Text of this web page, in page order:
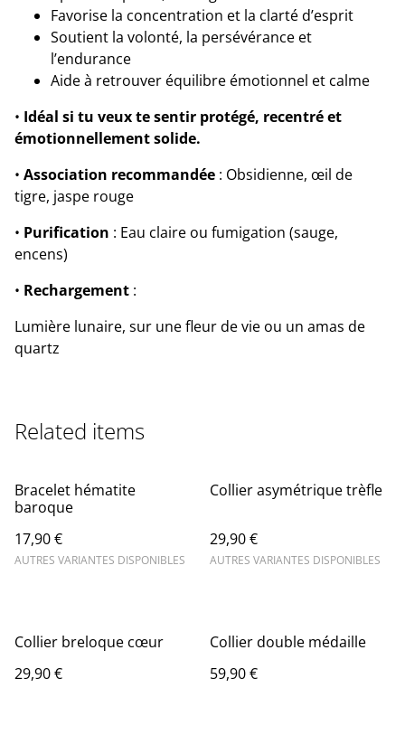
Favorise la concentration et la clarté d’esprit
Soutient la volonté, la persévérance et
l’endurance
Aide à retrouver équilibre émotionnel et calme
• Idéal si tu veux te sentir protégé, recentré et
émotionnellement solide.
• Association recommandée : Obsidienne, œil de
tigre, jaspe rouge
• Purification : Eau claire ou fumigation (sauge,
encens)
• Rechargement :
Lumière lunaire, sur une fleur de vie ou un amas de
quartz
Related items
Bracelet hématite
baroque
17,90 €
AUTRES VARIANTES DISPONIBLES
Collier asymétrique trèfle
29,90 €
AUTRES VARIANTES DISPONIBLES
Collier breloque cœur
29,90 €
Collier double médaille
59,90 €